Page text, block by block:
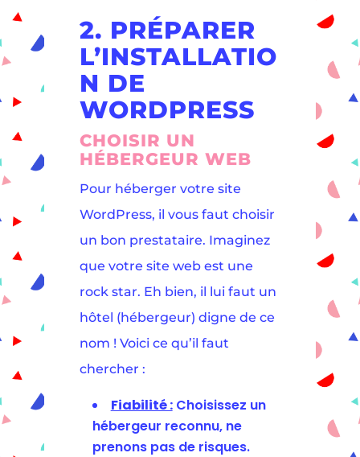
2. PRÉPARER
L’INSTALLATIO
N DE
WORDPRESS
CHOISIR UN
HÉBERGEUR WEB
Pour héberger votre site
WordPress, il vous faut choisir
un bon prestataire. Imaginez
que votre site web est une
rock star. Eh bien, il lui faut un
hôtel (hébergeur) digne de ce
nom ! Voici ce qu’il faut
chercher :
Fiabilité :Choisissez un
hébergeur reconnu, ne
prenons pas de risques.